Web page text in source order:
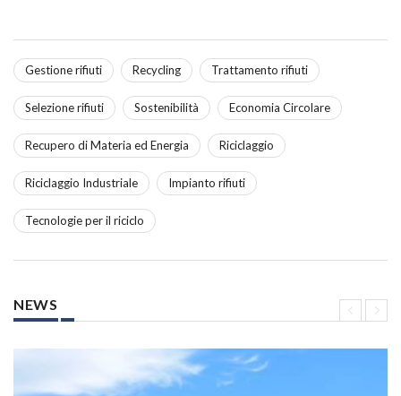
Gestione rifiuti Recycling Trattamento rifiuti
Selezione rifiuti Sostenibilità Economia Circolare
Recupero di Materia ed Energia Riciclaggio
Riciclaggio Industriale Impianto rifiuti
Tecnologie per il riciclo
NEWS